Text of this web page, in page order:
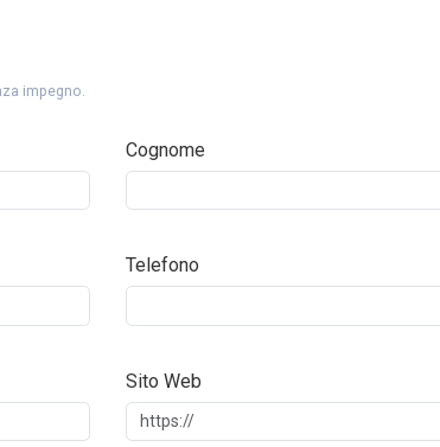
impegno.
Cognome
Telefono
Sito Web